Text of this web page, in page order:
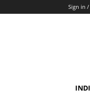
Sign in /